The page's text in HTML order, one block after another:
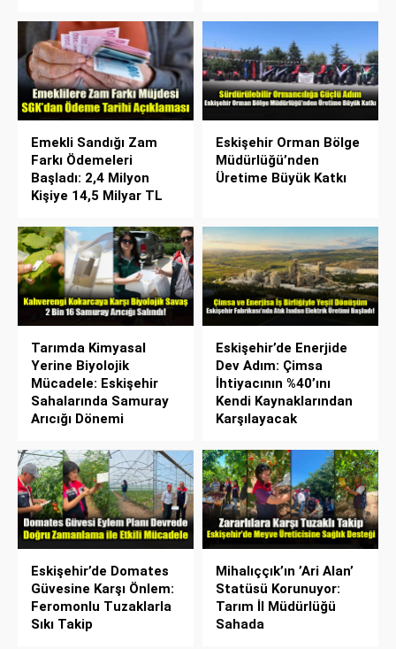
Emekli Sandığı Zam
Farkı Ödemeleri
Başladı: 2,4 Milyon
Kişiye 14,5 Milyar TL
Eskişehir Orman Bölge
Müdürlüğü’nden
Üretime Büyük Katkı
Tarımda Kimyasal
Yerine Biyolojik
Mücadele: Eskişehir
Sahalarında Samuray
Arıcığı Dönemi
Eskişehir’de Enerjide
Dev Adım: Çimsa
İhtiyacının %40’ını
Kendi Kaynaklarından
Karşılayacak
Eskişehir’de Domates
Güvesine Karşı Önlem:
Feromonlu Tuzaklarla
Sıkı Takip
Mihalıççık’ın ’Ari Alan’
Statüsü Korunuyor:
Tarım İl Müdürlüğü
Sahada